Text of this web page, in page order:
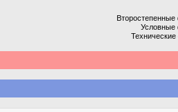
Второстепенные
Условные